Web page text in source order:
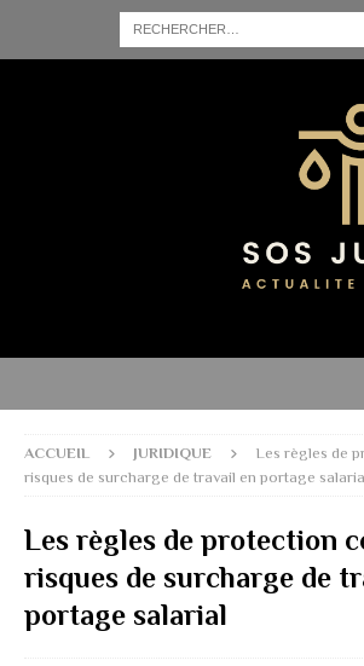
ACCUEIL JURIDIQUE
Les règles de
risques de surcharge de travail en portage
Les règles de protection
risques de surcharge de
portage salarial